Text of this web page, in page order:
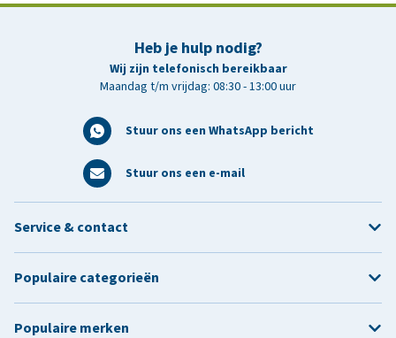
Heb je hulp nodig?
Wij zijn telefonisch bereikbaar
Maandag t/m vrijdag: 08:30 - 13:00 uur
Stuur ons een WhatsApp bericht
Stuur ons een e-mail
Service & contact
Populaire categorieën
Populaire merken